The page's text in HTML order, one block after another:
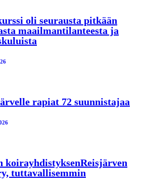
oli seurausta pitkään
maailmantilanteesta ja
rapiat 72 suunnistajaa
koirayhdistyksenReisjärven
tuttavallisemmin